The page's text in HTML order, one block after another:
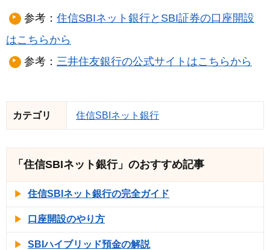
参考： 住信SBIネット銀行とSBI証券の口座開設
はこちらから
参考： 三井住友銀行の公式サイトはこちらから
カテゴリ 住信SBIネット銀行
「住信SBIネット銀行」のおすすめ記事
住信SBIネット銀行の完全ガイド
口座開設のやり方
SBIハイブリッド預金の解説